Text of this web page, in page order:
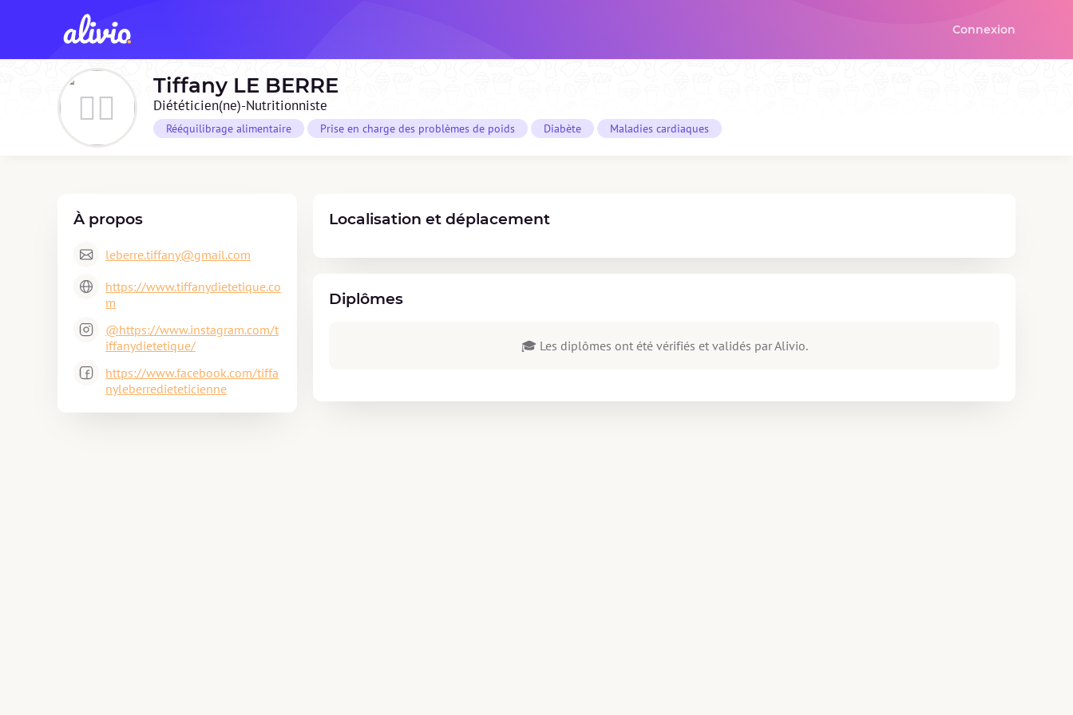
Connexion
Tiffany LE BERRE
Diététicien(ne)-Nutritionniste
Rééquilibrage alimentaire Prise en charge des problèmes de poids Diabète Maladies cardiaques
À propos
leberre.tiffany@gmail.com
https://www.tiffanydietetique.co
m
@https://www.instagram.com/t
iffanydietetique/
https://www.facebook.com/tiffa
nyleberredieteticienne
Localisation et déplacement
Diplômes
🎓 Les diplômes ont été vérifiés et validés par Alivio.